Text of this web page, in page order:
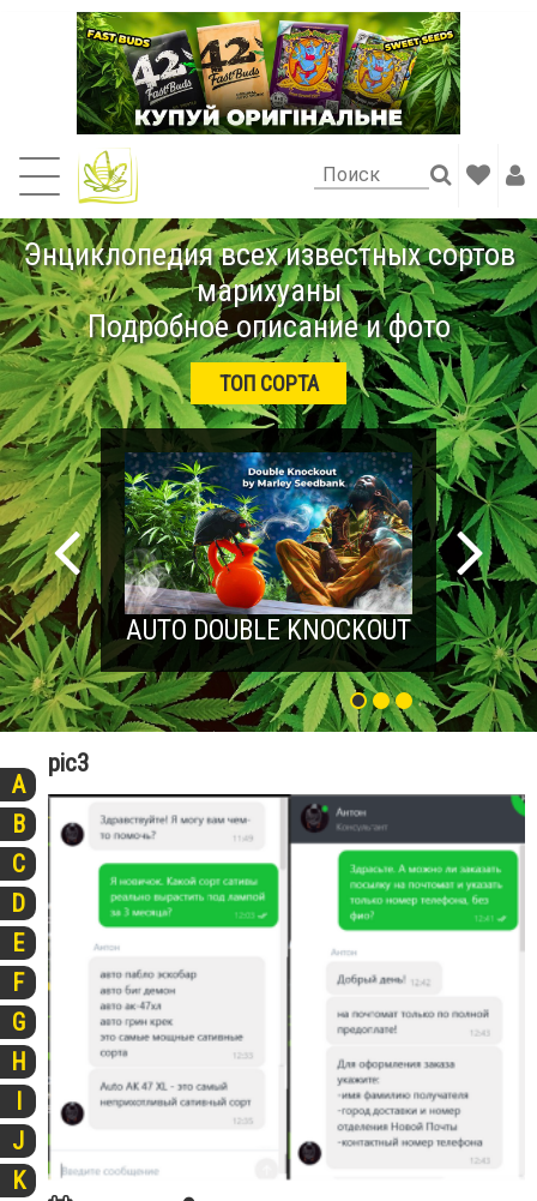
Энциклопедия всех известных сортов
марихуаны
Подробное описание и фото
ТОП СОРТА
AUTO DOUBLE KNOCKOUT
A
B
C
D
E
F
G
H
I
J
K
pic3